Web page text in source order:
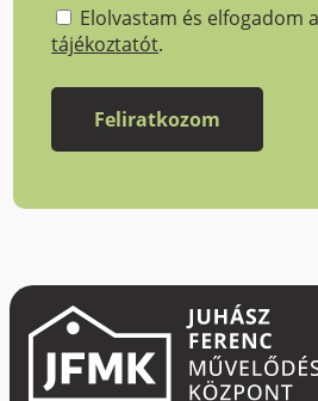
Elolvastam és elfogadom
tájékoztatót.